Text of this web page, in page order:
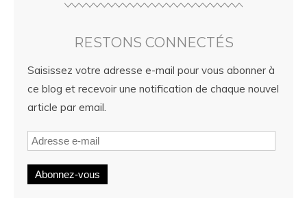
RESTONS CONNECTÉS
Saisissez votre adresse e-mail pour vous abonner à
ce blog et recevoir une notification de chaque nouvel
article par email.
Abonnez-vous